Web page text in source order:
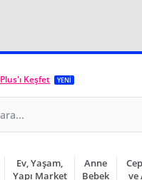
Plus'ı Keşfet YENİ
Ev, Yaşam,
Yapı Market
Anne
Bebek
ve